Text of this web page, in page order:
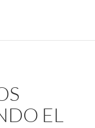
EL